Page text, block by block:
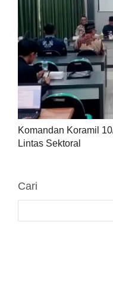
Komandan Koramil
Lintas Sektoral
Cari